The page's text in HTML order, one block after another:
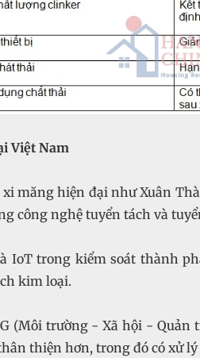
Việt Nam
măng hiện đại như Xuân
công nghệ tuyển tách và
IoT trong kiểm soát thành
kim loại.
(Môi trường - Xã hội - Quản
thiện hơn, trong đó có xử